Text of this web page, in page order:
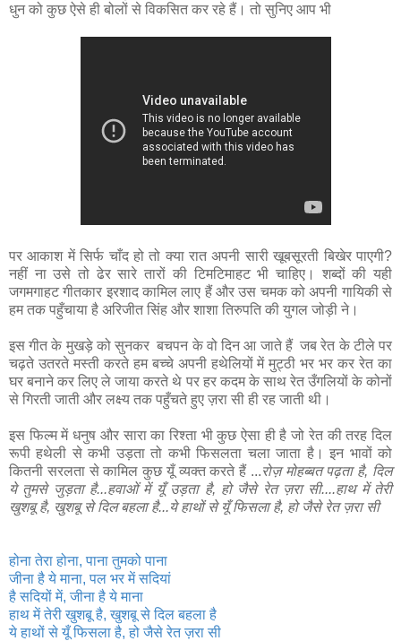
धुन को कुछ ऐसे ही बोलों से विकसित कर रहे हैं। तो सुनिए आप भी
पर आकाश में सिर्फ चाँद हो तो क्या रात अपनी सारी खूबसूरती बिखेर पाएगी?
नहीं ना उसे तो ढेर सारे तारों की टिमटिमाहट भी चाहिए। शब्दों की यही
जगमगाहट गीतकार इरशाद कामिल लाए हैं और उस चमक को अपनी गायिकी से
हम तक पहुँचाया है अरिजीत सिंह और शाशा तिरुपति की युगल जोड़ी ने।
इस गीत के मुखड़े को सुनकर बचपन के वो दिन आ जाते हैं जब रेत के टीले पर
चढ़ते उतरते मस्ती करते हम बच्चे अपनी हथेलियों में मुट्ठी भर भर कर रेत का
घर बनाने कर लिए ले जाया करते थे पर हर कदम के साथ रेत उँगलियों के कोनों
से गिरती जाती और लक्ष्य तक पहुँचते हुए ज़रा सी ही रह जाती थी।
इस फिल्म में धनुष और सारा का रिश्ता भी कुछ ऐसा ही है जो रेत की तरह दिल
रूपी हथेली से कभी उड़ता तो कभी फिसलता चला जाता है। इन भावों को
कितनी सरलता से कामिल कुछ यूँ व्यक्त करते हैं ...रोज़ मोहब्बत पढ़ता है, दिल
ये तुमसे जुड़ता है...हवाओं में यूँ उड़ता है, हो जैसे रेत ज़रा सी....हाथ में तेरी
खुशबू है, खुशबू से दिल बहला है...ये हाथों से यूँ फिसला है, हो जैसे रेत ज़रा सी
होना तेरा होना, पाना तुमको पाना
जीना है ये माना, पल भर में सदियां
है सदियों में, जीना है ये माना
हाथ में तेरी खुशबू है, खुशबू से दिल बहला है
ये हाथों से यूँ फिसला है, हो जैसे रेत ज़रा सी